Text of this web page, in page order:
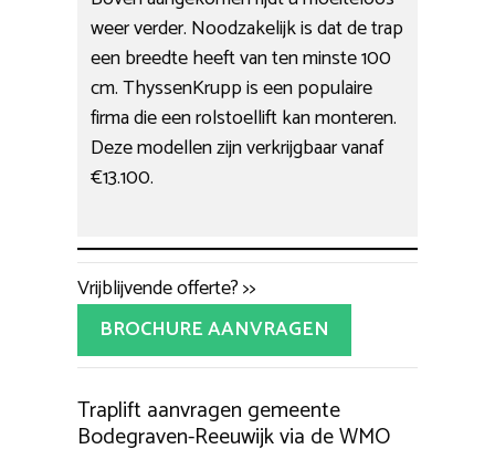
weer verder. Noodzakelijk is dat de trap
een breedte heeft van ten minste 100
cm. ThyssenKrupp is een populaire
firma die een rolstoellift kan monteren.
Deze modellen zijn verkrijgbaar vanaf
€13.100.
Vrijblijvende offerte? >>
BROCHURE AANVRAGEN
Traplift aanvragen gemeente
Bodegraven-Reeuwijk via de WMO